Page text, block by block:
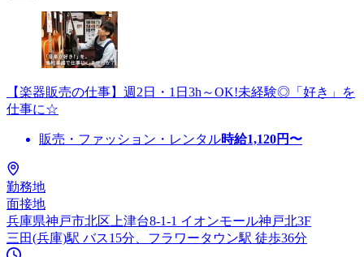
【楽器販売の仕事】週2日・1日3h～OK!未経験◎「好き」を
仕事に☆
販売・ファッション・レンタル時給1,120円〜
勤務地
面接地
兵庫県神戸市北区上津台8-1-1 イオンモール神戸北3F
三田(兵庫)駅 バス15分、フラワータウン駅 徒歩36分